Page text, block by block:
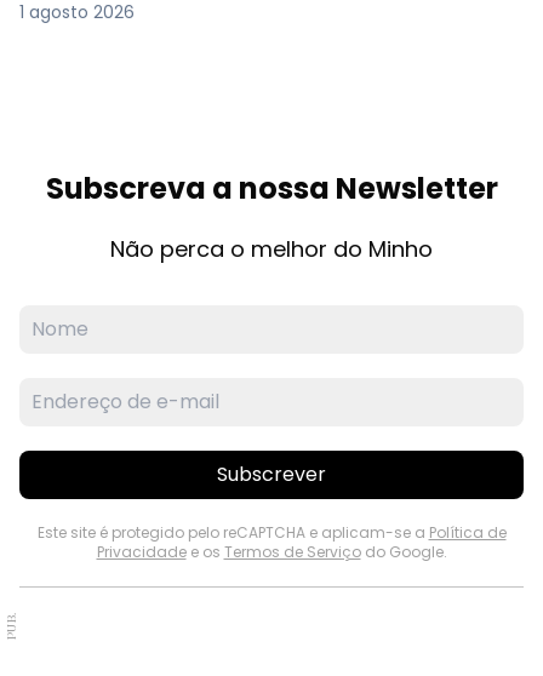
1 agosto 2026
Subscreva a nossa Newsletter
Não perca o melhor do Minho
Subscrever
Este site é protegido pelo reCAPTCHA e aplicam-se a Política de
Privacidadee os Termos de Serviçodo Google.
PUB.